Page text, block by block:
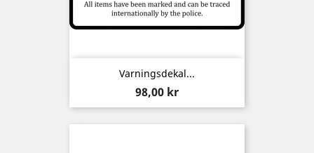
Varningsdekal...
Pris
98,00 kr